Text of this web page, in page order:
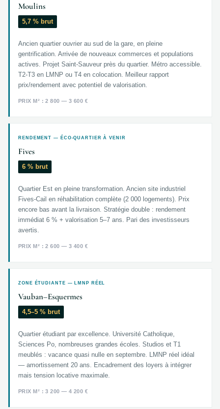
Moulins
5,7 % brut
Ancien quartier ouvrier au sud de la gare, en pleine
gentrification. Arrivée de nouveaux commerces et populations
actives. Projet Saint-Sauveur près du quartier. Métro accessible.
T2-T3 en LMNP ou T4 en colocation. Meilleur rapport
prix/rendement avec potentiel de valorisation.
PRIX M² : 2 800 — 3 600 €
RENDEMENT — ÉCO-QUARTIER À VENIR
Fives
6 % brut
Quartier Est en pleine transformation. Ancien site industriel
Fives-Cail en réhabilitation complète (2 000 logements). Prix
encore bas avant la livraison. Stratégie double : rendement
immédiat 6 % + valorisation 5–7 ans. Pari des investisseurs
avertis.
PRIX M² : 2 600 — 3 400 €
ZONE ÉTUDIANTE — LMNP RÉEL
Vauban–Esquermes
4,5–5 % brut
Quartier étudiant par excellence. Université Catholique,
Sciences Po, nombreuses grandes écoles. Studios et T1
meublés : vacance quasi nulle en septembre. LMNP réel idéal
— amortissement 20 ans. Encadrement des loyers à intégrer
mais tension locative maximale.
PRIX M² : 3 200 — 4 200 €